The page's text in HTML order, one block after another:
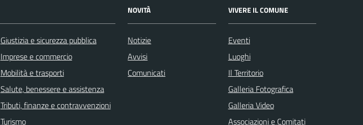
Giustizia e sicurezza pubblica
Imprese e commercio
Mobilità e trasporti
Salute, benessere e assistenza
Tributi, finanze e contravvenzioni
Turismo
NOVITÀ
Notizie
Avvisi
Comunicati
VIVERE IL COMUNE
Eventi
Luoghi
Il Territorio
Galleria Fotografica
Galleria Video
Associazioni e Comitati